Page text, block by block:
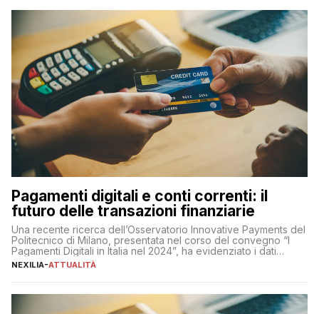
Pagamenti digitali e conti correnti: il
futuro delle transazioni finanziarie
Una recente ricerca dell’Osservatorio Innovative Payments del
Politecnico di Milano, presentata nel corso del convegno “I
Pagamenti Digitali in Italia nel 2024”, ha evidenziato i dati
definitivi del primo semestre 2024 relativamente alle
NEXILIA-ATTUALITÀ